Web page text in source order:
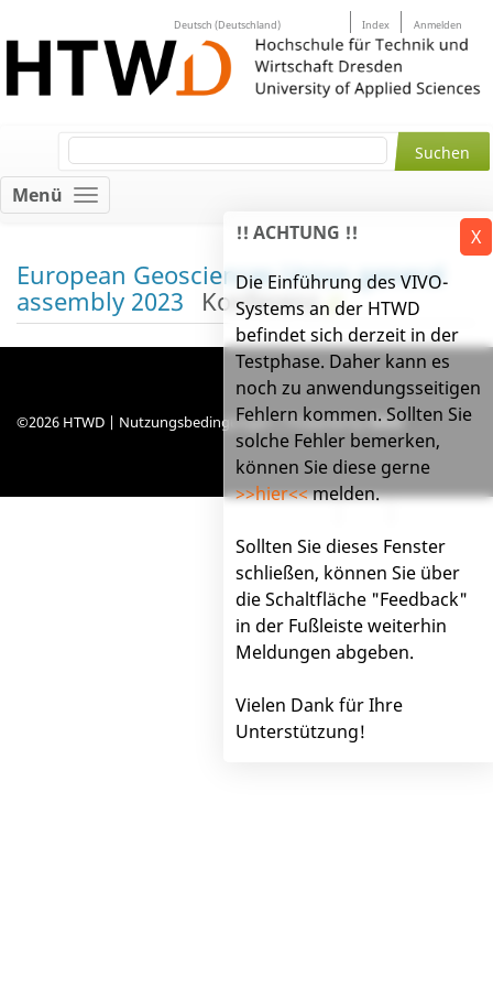
Deutsch (Deutschland) Index Anmelden
X
!! ACHTUNG !!
Die Einführung des VIVO-
Systems an der HTWD
befindet sich derzeit in der
Testphase. Daher kann es
noch zu anwendungsseitigen
Fehlern kommen. Sollten Sie
solche Fehler bemerken,
können Sie diese gerne
>>hier<<melden.
Sollten Sie dieses Fenster
schließen, können Sie über
die Schaltfläche "Feedback"
in der Fußleiste weiterhin
Meldungen abgeben.
Vielen Dank für Ihre
Unterstützung!
Menü
European Geosciences Union general
assembly 2023
Konferenz
©2026 HTWD | Nutzungsbedingungen| Powered byVIVO